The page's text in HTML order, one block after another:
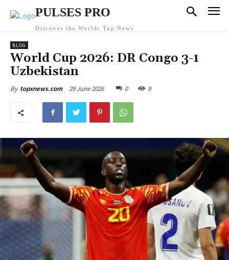
PULSES PRO
Discover the Worlds Top News
BLOG
World Cup 2026: DR Congo 3-1
Uzbekistan
By topxnews.com 29 June 2026 0 9